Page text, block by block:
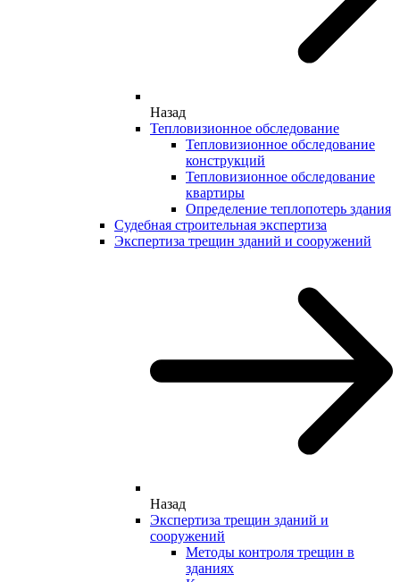
Назад
Тепловизионное обследование
Тепловизионное обследование
конструкций
Тепловизионное обследование
квартиры
Определение теплопотерь здания
Судебная строительная экспертиза
Экспертиза трещин зданий и сооружений
Назад
Экспертиза трещин зданий и
сооружений
Методы контроля трещин в
зданиях